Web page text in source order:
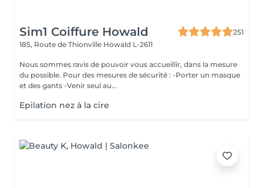
Sim1 Coiffure Howald
251
185, Route de Thionville Howald L-2611
Nous sommes ravis de pouvoir vous accueillir, dans la mesure
du possible. Pour des mesures de sécurité : -Porter un masque
et des gants -Venir seul au...
Epilation nez à la cire